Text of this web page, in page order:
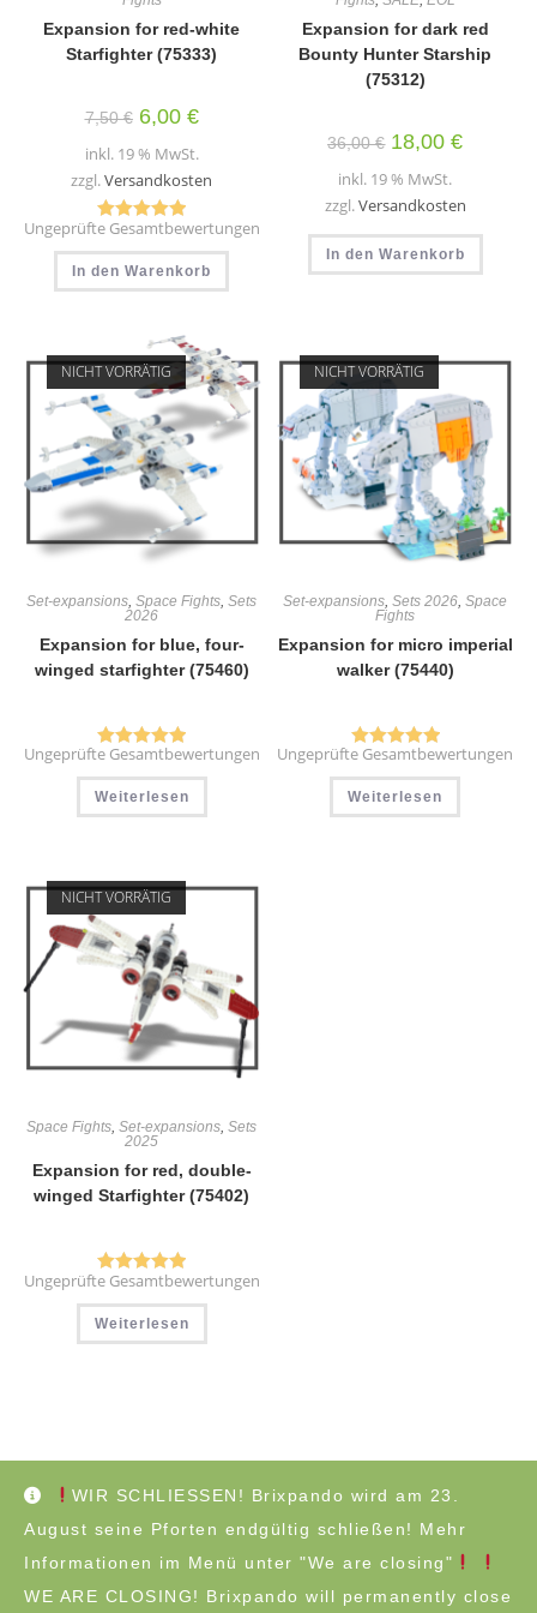
WIR SCHLIESSEN! Brixpando wird am 23.
August seine Pforten endgültig schließen! Mehr
Informationen im Menü unter "We are closing"
WE ARE CLOSING! Brixpando will permanently close
Expansion for red-white
Starfighter (75333)
7,50€ Ursprünglicher
Preis
war:
7,50 €
6,00 €Aktueller
Preis
6,00 €.
inkl. 19 % MwSt.
zzgl.Versandkosten
Bewertet mit
5.00von 5
Ungeprüfte Gesamtbewertungen
In den Warenkorb
Expansion for dark red
Bounty Hunter Starship
(75312)
36,00€ Ursprünglicher
Preis
war:
36,00 €
18,00€Aktueller
inkl. 19 % MwSt.
zzgl.Versandkosten
In den Warenkorb
NICHT VORRÄTIG
Set-expansions ,Space Fights ,Sets
2026
Expansion for blue, four-
winged starfighter (75460)
Bewertet mit
5.00von 5
Ungeprüfte Gesamtbewertungen
Weiterlesen
NICHT VORRÄTIG
Set-expansions ,Sets 2026 ,Space
Fights
Expansion for micro imperial
walker (75440)
Bewertet mit
5.00von 5
Ungeprüfte Gesamtbewertungen
Weiterlesen
NICHT VORRÄTIG
Space Fights,Set-expansions,Sets
2025
Expansion for red, double-
winged Starfighter (75402)
Bewertet mit
5.00von 5
Ungeprüfte Gesamtbewertungen
Weiterlesen
AGB / terms and conditions
Widerrufsbelehrung / cancellation policy
Versandarten / shipping methods
Customer Reviews
©Copyright 2026 - Brixpando | This shop is not sponsored or endorsed by